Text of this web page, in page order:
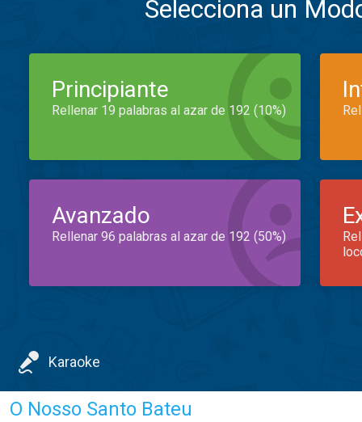
Selecciona un
Principiante
Rellenar 19 palabras al azar de 192 (10%)
Avanzado
Rellenar 96 palabras al azar de 192 (50%)
Karaoke
O Nosso Santo Bateu